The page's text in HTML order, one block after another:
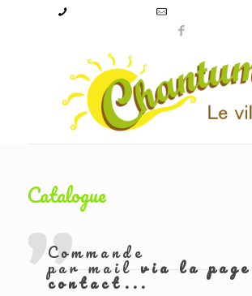
Catalogue
Commande
par mailvia la page
contact...